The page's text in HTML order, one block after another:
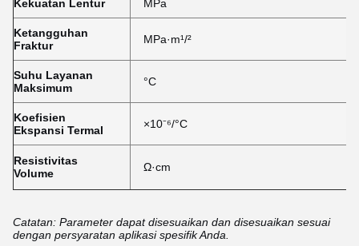
Kekuatan Lentur MPa
Ketangguhan
Fraktur
MPa·m¹/²
Suhu Layanan
Maksimum
°C
Koefisien
Ekspansi Termal
×10⁻⁶/°C
Resistivitas
Volume
Ω·cm
Catatan: Parameter dapat disesuaikan dan disesuaikan sesuai
dengan persyaratan aplikasi spesifik Anda.